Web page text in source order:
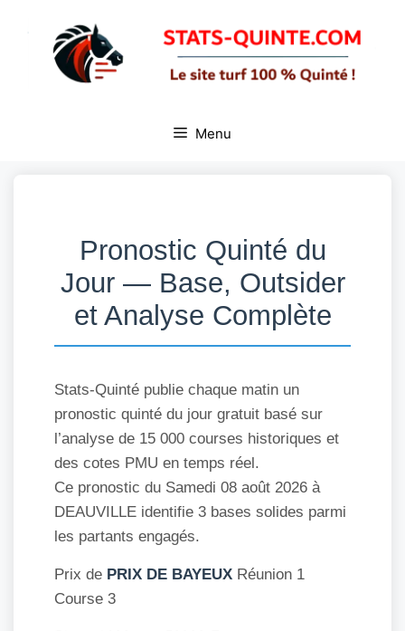
Menu
Pronostic Quinté du
Jour — Base, Outsider
et Analyse Complète
Stats-Quinté publie chaque matin un
pronostic quinté du jour gratuit basé sur
l’analyse de 15 000 courses historiques et
des cotes PMU en temps réel.
Ce pronostic du Samedi 08 août 2026 à
DEAUVILLE identifie 3 bases solides parmi
les partants engagés.
Prix de PRIX DE BAYEUX Réunion 1
Course 3